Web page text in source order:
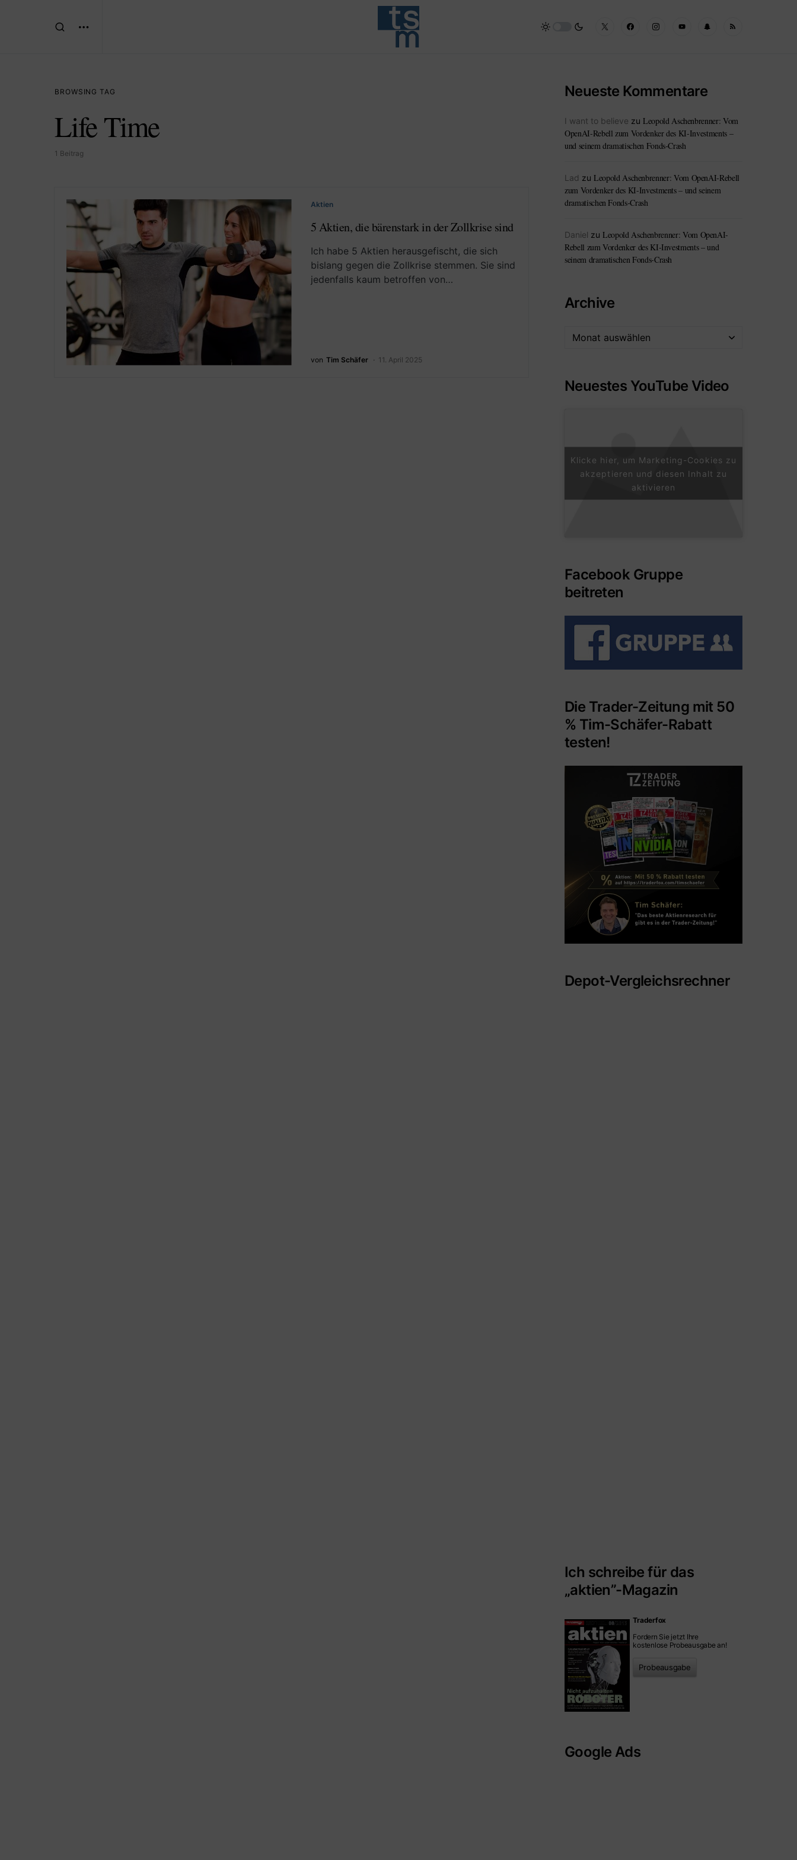
BROWSING TAG
Life Time
1 Beitrag
Aktien
5 Aktien, die bärenstark in der Zollkrise sind
Ich habe 5 Aktien herausgefischt, die sich
bislang gegen die Zollkrise stemmen. Sie sind
jedenfalls kaum betroffen von…
von Tim Schäfer 11. April 2025
Neueste Kommentare
I want to believe zu Leopold Aschenbrenner: Vom
OpenAI-Rebell zum Vordenker des KI-Investments –
und seinem dramatischen Fonds-Crash
Lad zu Leopold Aschenbrenner: Vom OpenAI-Rebell
zum Vordenker des KI-Investments – und seinem
dramatischen Fonds-Crash
Daniel zu Leopold Aschenbrenner: Vom OpenAI-
Rebell zum Vordenker des KI-Investments – und
seinem dramatischen Fonds-Crash
Archive
Neuestes YouTube Video
Klicke hier, um Marketing-Cookies zu
akzeptieren und diesen Inhalt zu
aktivieren
Facebook Gruppe
beitreten
Die Trader-Zeitung mit 50
% Tim-Schäfer-Rabatt
testen!
Depot-Vergleichsrechner
Ich schreibe für das
„aktien”-Magazin
Traderfox
Fordern Sie jetzt Ihre
kostenlose Probeausgabe an!
Probeausgabe
Google Ads